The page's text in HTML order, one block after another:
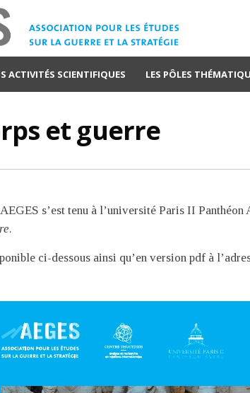
ACTIVITÉS SCIENTIFIQUES LES PÔLES
et guerre
s’est tenu à l’université Paris II Panthéon
.
ci-dessous ainsi qu’en version pdf à